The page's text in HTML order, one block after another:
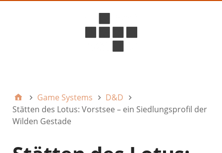
Game Systems
D&D
Stätten des Lotus: Vorstsee – ein Siedlungsprofil der
Wilden Gestade